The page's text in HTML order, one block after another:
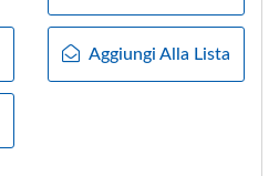
Aggiungi Alla Lista